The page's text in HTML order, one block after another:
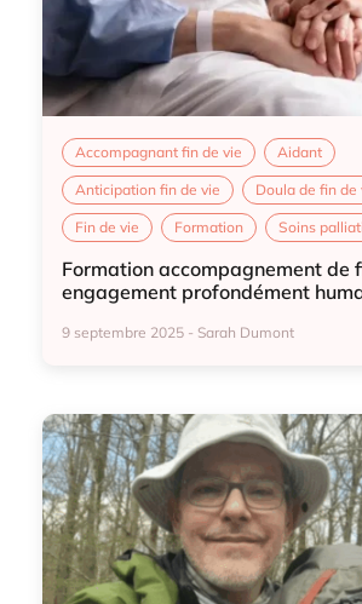
Accompagnant fin de vie Aidant
Anticipation fin de vie Doula de fin de
Fin de vie Formation Soins
Formation accompagnement de
engagement profondément
9 septembre 2025 - Sarah Dumont
Anticipation fin de vie Doula de fin de
Fin de vie Formation Soins